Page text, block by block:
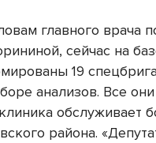
главного врача
сейчас на
19
анализов. Все
обслуживает
района.